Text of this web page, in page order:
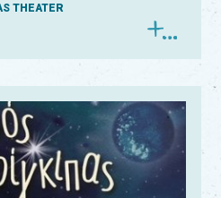
THEATER